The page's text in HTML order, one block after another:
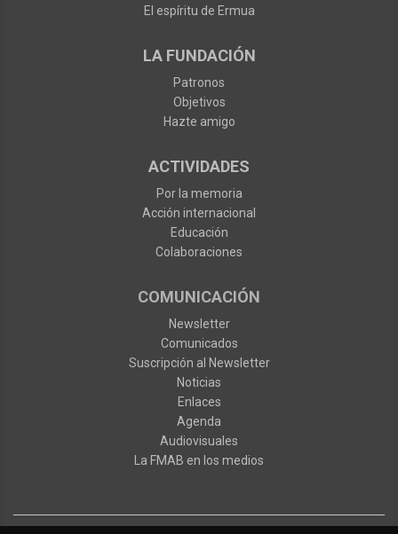
El espíritu de Ermua
LA FUNDACIÓN
Patronos
Objetivos
Hazte amigo
ACTIVIDADES
Por la memoria
Acción internacional
Educación
Colaboraciones
COMUNICACIÓN
Newsletter
Comunicados
Suscripción al Newsletter
Noticias
Enlaces
Agenda
Audiovisuales
La FMAB en los medios